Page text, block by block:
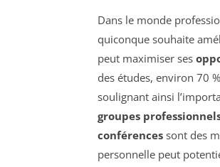
Dans le monde
quiconque souhaite
peut maximiser ses
des études, environ 70
soulignant ainsi
groupes
conférences sont des
personnelle peut